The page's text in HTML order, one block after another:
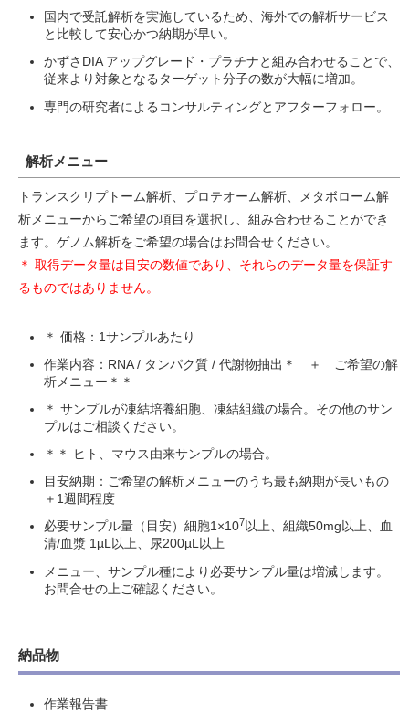
国内で受託解析を実施しているため、海外での解析サービス
と比較して安心かつ納期が早い。
かずさDIA アップグレード・プラチナと組み合わせることで、
従来より対象となるターゲット分子の数が大幅に増加。
専門の研究者によるコンサルティングとアフターフォロー。
解析メニュー
トランスクリプトーム解析、プロテオーム解析、メタボローム解
析メニューからご希望の項目を選択し、組み合わせることができ
ます。ゲノム解析をご希望の場合はお問合せください。
＊ 取得データ量は目安の数値であり、それらのデータ量を保証す
るものではありません。
＊ 価格：1サンプルあたり
作業内容：RNA / タンパク質 / 代謝物抽出＊ ＋ ご希望の解
析メニュー＊＊
＊ サンプルが凍結培養細胞、凍結組織の場合。その他のサン
プルはご相談ください。
＊＊ ヒト、マウス由来サンプルの場合。
目安納期：ご希望の解析メニューのうち最も納期が長いもの
＋1週間程度
必要サンプル量（目安）細胞1×107以上、組織50mg以上、血
清/血漿 1µL以上、尿200µL以上
メニュー、サンプル種により必要サンプル量は増減します。
お問合せの上ご確認ください。
納品物
作業報告書